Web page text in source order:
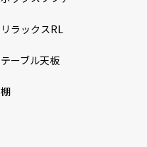
リラックスRL
テーブル天板
棚